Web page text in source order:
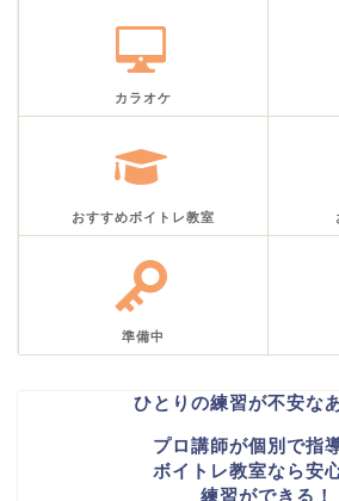
カラオケ
おすすめボイトレ教室
準備中
ひとりの練習が不安な
プロ講師が個別で指
ボイトレ教室なら安
練習ができる！